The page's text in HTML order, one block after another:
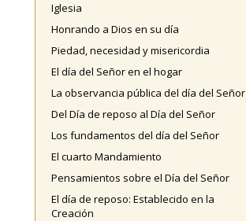
Iglesia
Honrando a Dios en su día
Piedad, necesidad y misericordia
El día del Señor en el hogar
La observancia pública del día del Señor
Del Día de reposo al Día del Señor
Los fundamentos del día del Señor
El cuarto Mandamiento
Pensamientos sobre el Día del Señor
El día de reposo: Establecido en la
Creación